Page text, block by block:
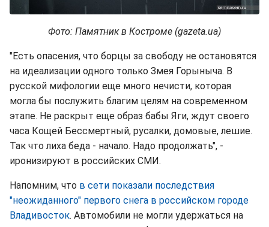
Фото: Памятник в Костроме (gazeta.ua)
"Есть опасения, что борцы за свободу не остановятся
на идеализации одного только Змея Горыныча. В
русской мифологии еще много нечисти, которая
могла бы послужить благим целям на современном
этапе. Не раскрыт еще образ бабы Яги, ждут своего
часа Кощей Бессмертный, русалки, домовые, лешие.
Так что лиха беда - начало. Надо продолжать", -
иронизируют в российских СМИ.
Напомним, что в сети показали последствия
"неожиданного" первого снега в российском городе
Владивосток. Автомобили не могли удержаться на